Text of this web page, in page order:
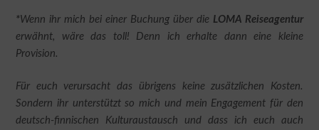
*Wenn ihr mich bei einer Buchung über die LOMA Reiseagentur
erwähnt, wäre das toll! Denn ich erhalte dann eine kleine
Provision.
Für euch verursacht das übrigens keine zusätzlichen Kosten.
Sondern ihr unterstützt so mich und mein Engagement für den
deutsch-finnischen Kulturaustausch und dass ich euch auch